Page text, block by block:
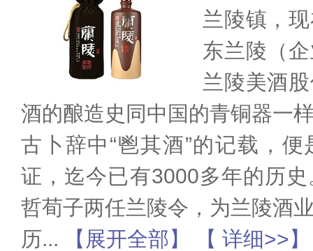
兰陵镇，
东兰陵（
兰陵美酒
酒的酿造史同中国的青铜器一
古卜辞中“鬯其酒”的记载，
证，迄今已有3000多年的历
哲荀子两任兰陵令，为兰陵酒
历... 【展开全部】 【 详细>>】